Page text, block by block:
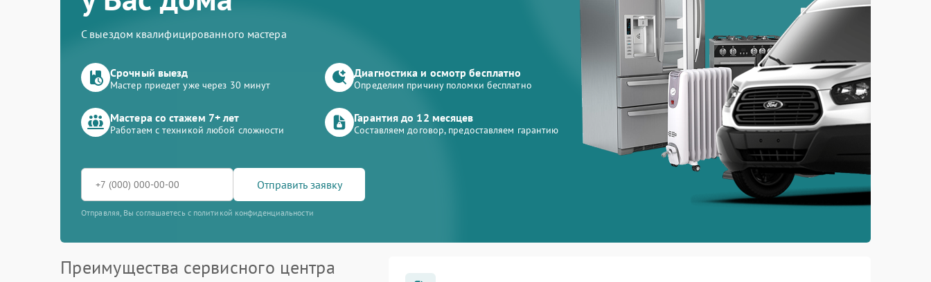
С выездом квалифицированного мастера
Срочный выезд
Мастер приедет уже через 30 минут
Диагностика и осмотр бесплатно
Определим причину поломки бесплатно
Мастера со стажем 7+ лет
Работаем с техникой любой сложности
Гарантия до 12 месяцев
Составляем договор, предоставляем гарантию
Отправить заявку
Отправляя, Вы соглашаетесь с политикой конфиденциальности
Преимущества сервисного центра